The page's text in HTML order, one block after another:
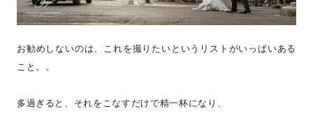
お勧めしないのは、これを撮りたいというリストがいっぱいある
こと。。
多過ぎると、それをこなすだけで精一杯になり、